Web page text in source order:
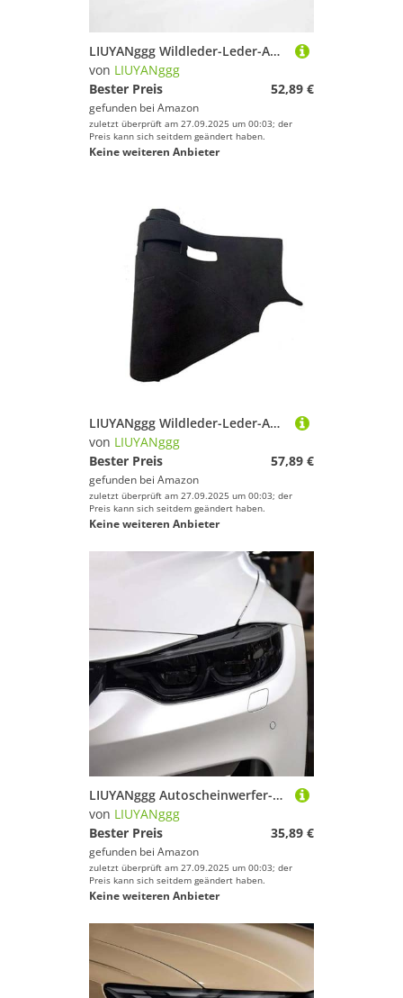
LIUYANggg Wildleder-Leder-Auto-Armaturenbrett-Matte, Armaturenbrett-Pad, Teppich, passend für Nissan Cube Z11 2. Baujahr 2002, 2003, 2004, 2005, 2006–2008
von LIUYANggg
Bester Preis
52,89 €
gefunden bei Amazon
zuletzt überprüft am 27.09.2025 um 00:03; der
Preis kann sich seitdem geändert haben.
Keine weiteren Anbieter
LIUYANggg Wildleder-Leder-Auto-Armaturenbrettmatte, Armaturenbrett-Pad, Teppich, passend für Chrysler Grand Voager G4 2001–2007 Dodge Caravan
von LIUYANggg
Bester Preis
57,89 €
gefunden bei Amazon
zuletzt überprüft am 27.09.2025 um 00:03; der
Preis kann sich seitdem geändert haben.
Keine weiteren Anbieter
LIUYANggg Autoscheinwerfer-Schutzfolie, vorne, geräucherter schwarzer TPU-Aufkleber, passend für BMW M2 F87 M3 F80 M4 F82 F83 M5 F10 F90 Z4 E89 G29
von LIUYANggg
Bester Preis
35,89 €
gefunden bei Amazon
zuletzt überprüft am 27.09.2025 um 00:03; der
Preis kann sich seitdem geändert haben.
Keine weiteren Anbieter